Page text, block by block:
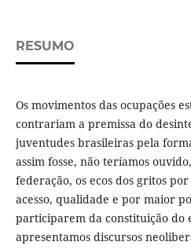
RESUMO
Os movimentos das ocupações
contrariam a premissa do
juventudes brasileiras pela
assim fosse, não teríamos
federação, os ecos dos gritos
acesso, qualidade e por maior
participarem da constituição do
apresentamos discursos